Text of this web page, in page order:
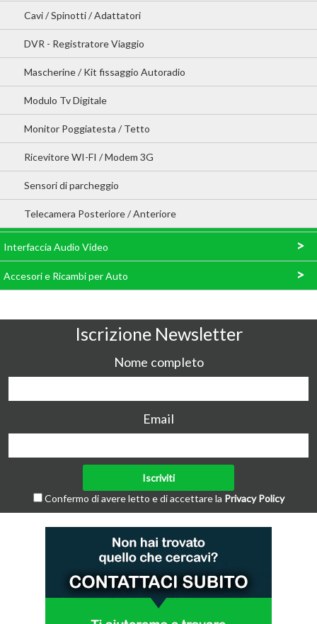
Cavi / Spinotti / Adattatori
DVR - Registratore Viaggio
Mascherine / Kit fissaggio Autoradio
Modulo Tv Digitale
Monitor Poggiatesta / Tetto
Ricevitore WI-FI / Modem 3G
Sensori di parcheggio
Telecamera Posteriore / Anteriore
Interfaccia Audio Video >
Accesori e Ricambi per Auto >
Iscrizione Newsletter
Nome completo
Email
Confermo di avere letto e di accettare la Privacy Policy